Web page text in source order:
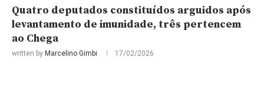
Quatro deputados constituídos arguidos após
levantamento de imunidade, três pertencem
ao Chega
written by Marcelino Gimbi 17/02/2026